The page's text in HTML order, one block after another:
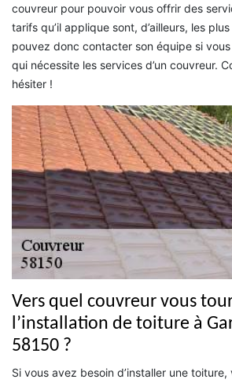
couvreur pour pouvoir vous offrir des
tarifs qu’il applique sont, d’ailleurs, les
pouvez donc contacter son équipe si
qui nécessite les services d’un couvreur.
hésiter !
Vers quel couvreur vous
l’installation de toiture à
58150 ?
Si vous avez besoin d’installer une